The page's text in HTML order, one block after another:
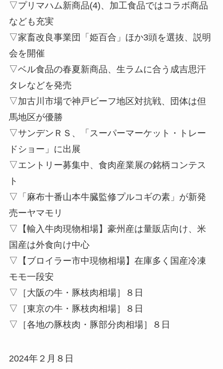
▽プリマハム新商品(4)、加工食品ではコラボ商品
なども充実
▽家畜改良事業団「姫百合」ほか3頭を選抜、説明
会を開催
▽ベル食品の春夏新商品、生ラムに合う成吉思汗
タレなどを発売
▽加古川市場で神戸ビーフ地区対抗戦、団体は但
馬地区が優勝
▽サンデンＲＳ、「スーパーマーケット・トレー
ドショー」に出展
▽エントリー募集中、食肉産業展の銘柄コンテス
ト
▽「麻布十番山本牛臓監修プルコギの素」が新発
売ーヤマモリ
▽【輸入牛肉現物相場】豪州産は量販店向け、米
国産は外食向け中心
▽【ブロイラー市中現物相場】在庫多く国産冷凍
モモ一段安
▽［大阪の牛・豚枝肉相場］８日
▽［東京の牛・豚枝肉相場］８日
▽［各地の豚枝肉・豚部分肉相場］８日
2024年２月８日